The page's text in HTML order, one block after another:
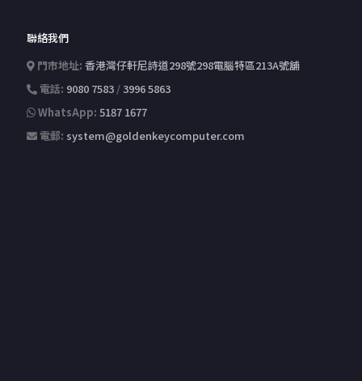
聯絡我們
門市地址: 香港灣仔軒尼詩道298號298電腦特區213A號舖
電話: 9080 7583 /3996 5863
WhatsApp: 5187 1677
電郵: system@goldenkeycomputer.com